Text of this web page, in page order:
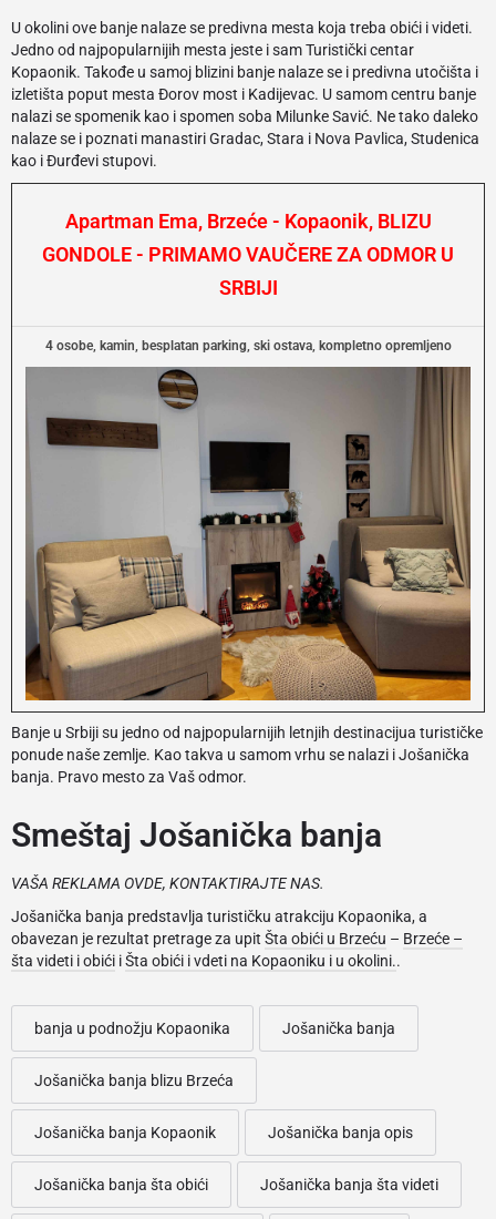
U okolini ove banje nalaze se predivna mesta koja treba obići i videti.
Jedno od najpopularnijih mesta jeste i sam Turistički centar
Kopaonik. Takođe u samoj blizini banje nalaze se i predivna utočišta i
izletišta poput mesta Đorov most i Kadijevac. U samom centru banje
nalazi se spomenik kao i spomen soba Milunke Savić. Ne tako daleko
nalaze se i poznati manastiri Gradac, Stara i Nova Pavlica, Studenica
kao i Đurđevi stupovi.
Apartman Ema, Brzeće - Kopaonik, BLIZU
GONDOLE - PRIMAMO VAUČERE ZA ODMOR U
SRBIJI
4 osobe, kamin, besplatan parking, ski ostava, kompletno opremljeno
Banje u Srbiji su jedno od najpopularnijih letnjih destinacijua turističke
ponude naše zemlje. Kao takva u samom vrhu se nalazi i Jošanička
banja. Pravo mesto za Vaš odmor.
Smeštaj Jošanička banja
VAŠA REKLAMA OVDE, KONTAKTIRAJTE NAS.
Jošanička banja predstavlja turističku atrakciju Kopaonika, a
obavezan je rezultat pretrage za upit Šta obići u Brzeću – Brzeće –
šta videti i obići iŠta obići i vdeti na Kopaoniku i u okolini..
banja u podnožju Kopaonika Jošanička banja
Jošanička banja blizu Brzeća
Jošanička banja Kopaonik Jošanička banja opis
Jošanička banja šta obići Jošanička banja šta videti